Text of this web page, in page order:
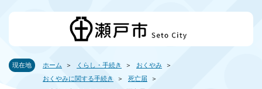
現在地 ホーム くらし・手続き
おくやみ
おくやみに関する手続き
死亡届